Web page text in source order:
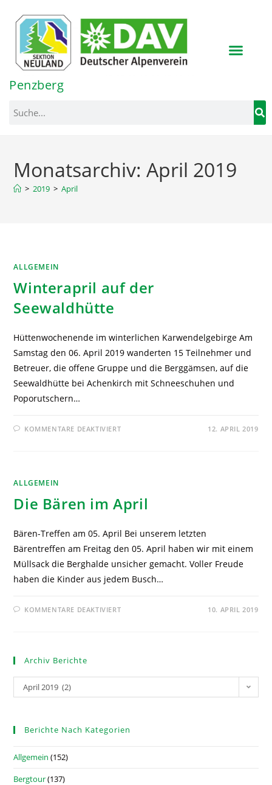
springen
Penzberg
Monatsarchiv: April 2019
> 2019 > April
ALLGEMEIN
Winterapril auf der
Seewaldhütte
Hüttenwochenende im winterlichen Karwendelgebirge Am
Samstag den 06. April 2019 wanderten 15 Teilnehmer und
Betreuer, die offene Gruppe und die Berggämsen, auf die
Seewaldhütte bei Achenkirch mit Schneeschuhen und
Poporutschern…
KOMMENTARE DEAKTIVIERT 12. APRIL 2019
ALLGEMEIN
Die Bären im April
Bären-Treffen am 05. April Bei unserem letzten
Bärentreffen am Freitag den 05. April haben wir mit einem
Müllsack die Berghalde unsicher gemacht. Voller Freude
haben die Kinder aus jedem Busch…
KOMMENTARE DEAKTIVIERT 10. APRIL 2019
Archiv Berichte
April 2019 (2)
Berichte Nach Kategorien
Allgemein (152)
Bergtour(137)